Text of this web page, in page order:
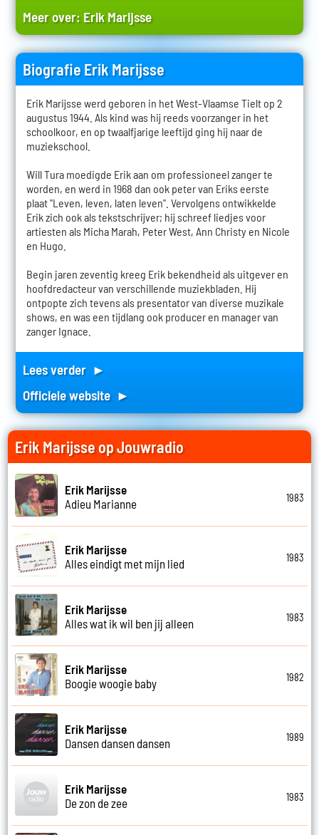
Meer over: Erik Marijsse
Biografie Erik Marijsse
Erik Marijsse werd geboren in het West-Vlaamse Tielt op 2
augustus 1944. Als kind was hij reeds voorzanger in het
schoolkoor, en op twaalfjarige leeftijd ging hij naar de
muziekschool.
Will Tura moedigde Erik aan om professioneel zanger te
worden, en werd in 1968 dan ook peter van Eriks eerste
plaat "Leven, leven, laten leven". Vervolgens ontwikkelde
Erik zich ook als tekstschrijver; hij schreef liedjes voor
artiesten als Micha Marah, Peter West, Ann Christy en Nicole
en Hugo.
Begin jaren zeventig kreeg Erik bekendheid als uitgever en
hoofdredacteur van verschillende muziekbladen. Hij
ontpopte zich tevens als presentator van diverse muzikale
shows, en was een tijdlang ook producer en manager van
zanger Ignace.
Lees verder ►
Officiele website ►
Erik Marijsse op Jouwradio
Erik Marijsse
Adieu Marianne
1983
Erik Marijsse
Alles eindigt met mijn lied
1983
Erik Marijsse
Alles wat ik wil ben jij alleen
1983
Erik Marijsse
Boogie woogie baby
1982
Erik Marijsse
Dansen dansen dansen
1989
Erik Marijsse
De zon de zee
1983